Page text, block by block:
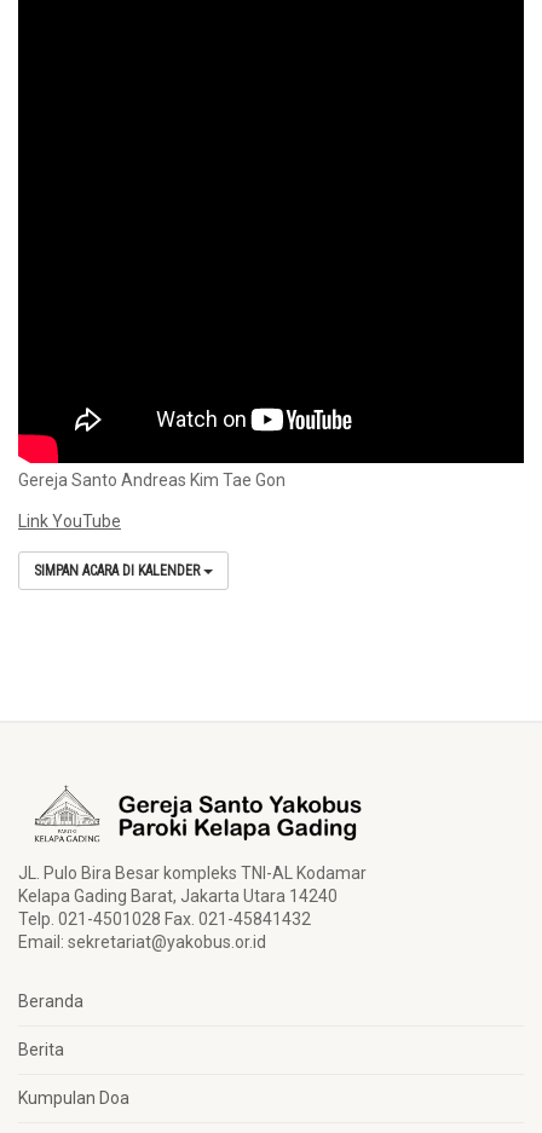
Gereja Santo Andreas Kim Tae Gon
Link YouTube
SIMPAN ACARA DI KALENDER
JL. Pulo Bira Besar kompleks TNI-AL Kodamar
Kelapa Gading Barat, Jakarta Utara 14240
Telp. 021-4501028 Fax. 021-45841432
Email: sekretariat@yakobus.or.id
Beranda
Berita
Kumpulan Doa